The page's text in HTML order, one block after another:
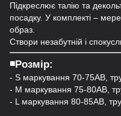
Підкреслює талію та
посадку. У комплекті –
образ.
Створи незабутній і
◾️Розмір:
- S маркування 70-75АВ,
- M маркування 75-80АВ,
- L маркування 80-85АВ,